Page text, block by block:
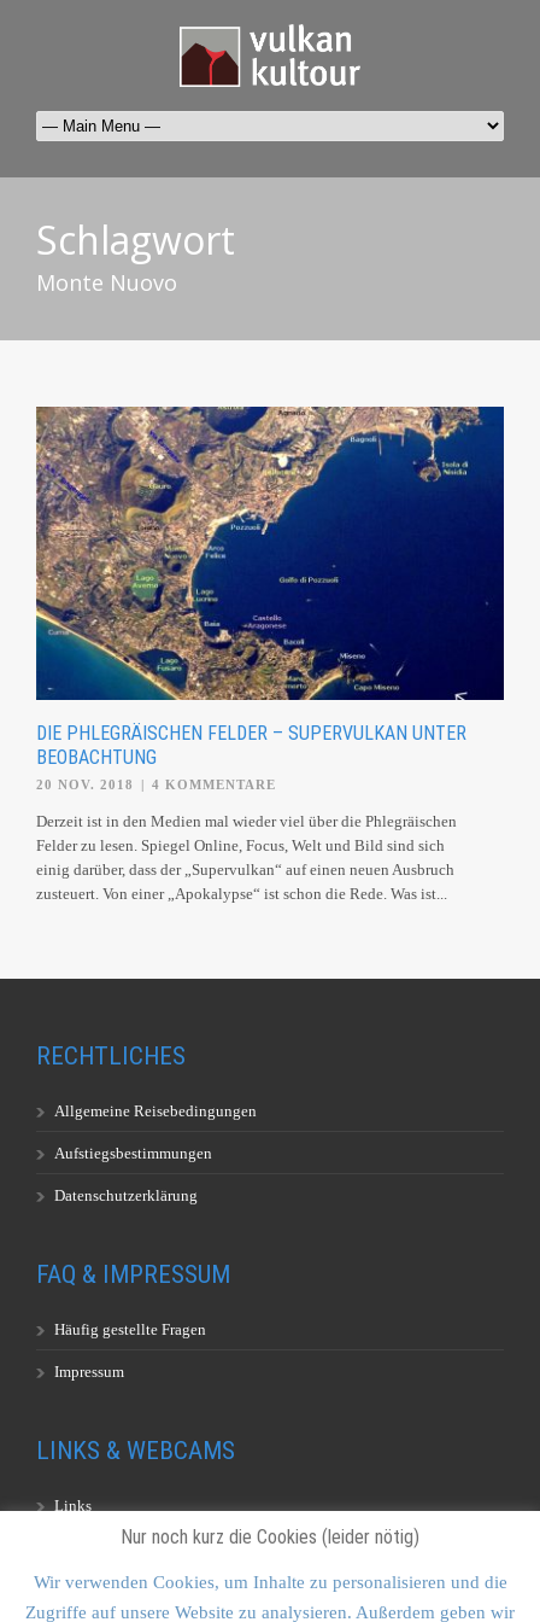
Schlagwort
Monte Nuovo
DIE PHLEGRÄISCHEN FELDER – SUPERVULKAN UNTER
BEOBACHTUNG
20 NOV. 2018 | 4 KOMMENTARE
Derzeit ist in den Medien mal wieder viel über die Phlegräischen
Felder zu lesen. Spiegel Online, Focus, Welt und Bild sind sich
einig darüber, dass der „Supervulkan“ auf einen neuen Ausbruch
zusteuert. Von einer „Apokalypse“ ist schon die Rede. Was ist...
RECHTLICHES
Allgemeine Reisebedingungen
Aufstiegsbestimmungen
Datenschutzerklärung
FAQ & IMPRESSUM
Häufig gestellte Fragen
Impressum
LINKS & WEBCAMS
Links
Nur noch kurz die Cookies (leider nötig)
Wir verwenden Cookies, um Inhalte zu personalisieren und die
Zugriffe auf unsere Website zu analysieren. Außerdem geben wir